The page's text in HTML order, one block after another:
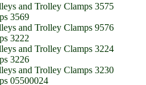
and Trolley Clamps 3575
3569
and Trolley Clamps 9576
3222
and Trolley Clamps 3224
3226
and Trolley Clamps 3230
05500024